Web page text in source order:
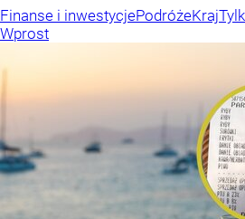
Finanse i inwestycjePodróżeKraj
Wprost